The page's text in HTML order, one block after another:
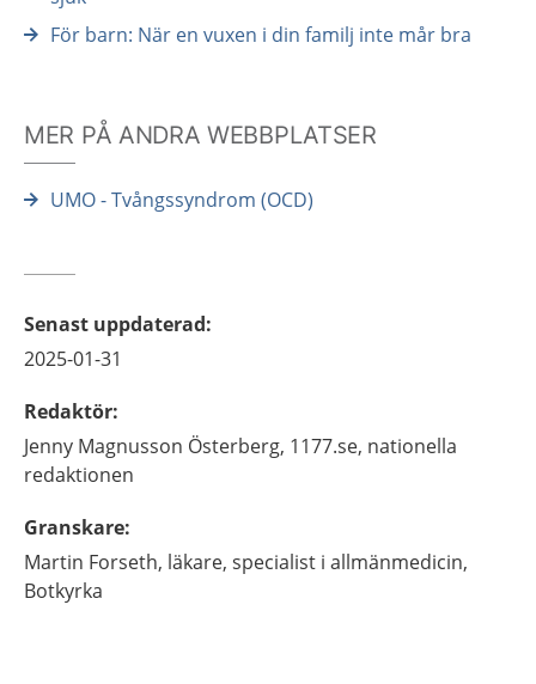
För barn: När en vuxen i din familj inte mår bra
MER PÅ ANDRA WEBBPLATSER
UMO - Tvångssyndrom (OCD)
Senast uppdaterad:
2025-01-31
Redaktör:
Jenny Magnusson Österberg, 1177.se, nationella
redaktionen
Granskare:
Martin Forseth, läkare, specialist i allmänmedicin,
Botkyrka